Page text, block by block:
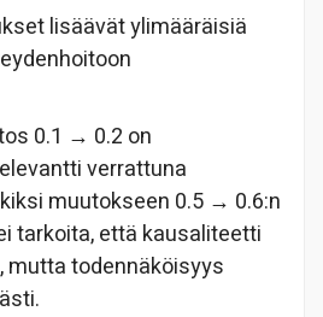
lisäävät ylimääräisiä
0.1 → 0.2 on
verrattuna
muutokseen 0.5 → 0.6:n
tarkoita, että kausaliteetti
mutta todennäköisyys